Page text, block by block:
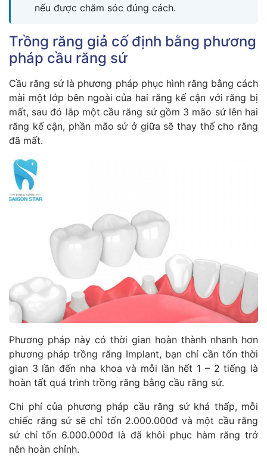
nếu được chăm sóc đúng cách.
Trồng răng giả cố định bằng phương
pháp cầu răng sứ
Cầu răng sứ là phương pháp phục hình răng bằng cách
mài một lớp bên ngoài của hai răng kế cận với răng bị
mất, sau đó lắp một cầu răng sứ gồm 3 mão sứ lên hai
răng kế cận, phần mão sứ ở giữa sẽ thay thế cho răng
đã mất.
Phương pháp này có thời gian hoàn thành nhanh hơn
phương pháp trồng răng Implant, bạn chỉ cần tốn thời
gian 3 lần đến nha khoa và mỗi lần hết 1 – 2 tiếng là
hoàn tất quá trình trồng răng bằng cầu răng sứ.
Chi phí của phương pháp cầu răng sứ khá thấp, mỗi
chiếc răng sứ sẽ chỉ tốn 2.000.000đ và một cầu răng
sứ chỉ tốn 6.000.000đ là đã khôi phục hàm răng trở
nên hoàn chỉnh.